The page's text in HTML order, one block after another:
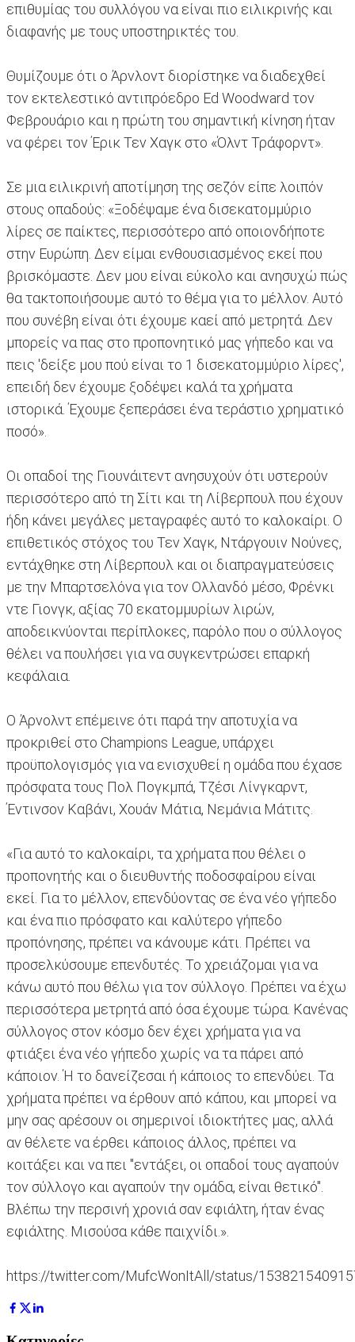
επιθυμίας του συλλόγου να είναι πιο ειλικρινής και
διαφανής με τους υποστηρικτές του.
Θυμίζουμε ότι ο Άρνλοντ διορίστηκε να διαδεχθεί
τον εκτελεστικό αντιπρόεδρο Ed Woodward τον
Φεβρουάριο και η πρώτη του σημαντική κίνηση ήταν
να φέρει τον Έρικ Τεν Χαγκ στο «Όλντ Τράφορντ».
Σε μια ειλικρινή αποτίμηση της σεζόν είπε λοιπόν
στους οπαδούς: «Ξοδέψαμε ένα δισεκατομμύριο
λίρες σε παίκτες, περισσότερο από οποιονδήποτε
στην Ευρώπη. Δεν είμαι ενθουσιασμένος εκεί που
βρισκόμαστε. Δεν μου είναι εύκολο και ανησυχώ πώς
θα τακτοποιήσουμε αυτό το θέμα για το μέλλον. Αυτό
που συνέβη είναι ότι έχουμε καεί από μετρητά. Δεν
μπορείς να πας στο προπονητικό μας γήπεδο και να
πεις 'δείξε μου πού είναι το 1 δισεκατομμύριο λίρες',
επειδή δεν έχουμε ξοδέψει καλά τα χρήματα
ιστορικά. Έχουμε ξεπεράσει ένα τεράστιο χρηματικό
ποσό».
Οι οπαδοί της Γιουνάιτεντ ανησυχούν ότι υστερούν
περισσότερο από τη Σίτι και τη Λίβερπουλ που έχουν
ήδη κάνει μεγάλες μεταγραφές αυτό το καλοκαίρι. Ο
επιθετικός στόχος του Τεν Χαγκ, Ντάργουιν Νούνες,
εντάχθηκε στη Λίβερπουλ και οι διαπραγματεύσεις
με την Μπαρτσελόνα για τον Ολλανδό μέσο, ​​Φρένκι
ντε Γιονγκ, αξίας 70 εκατομμυρίων λιρών,
αποδεικνύονται περίπλοκες, παρόλο που ο σύλλογος
θέλει να πουλήσει για να συγκεντρώσει επαρκή
κεφάλαια.
Ο Άρνολντ επέμεινε ότι παρά την αποτυχία να
προκριθεί στο Champions League, υπάρχει
προϋπολογισμός για να ενισχυθεί η ομάδα που έχασε
πρόσφατα τους Πολ Πογκμπά, Τζέσι Λίνγκαρντ,
Έντινσον Καβάνι, Χουάν Μάτια, Νεμάνια Μάτιτς.
«Για αυτό το καλοκαίρι, τα χρήματα που θέλει ο
προπονητής και ο διευθυντής ποδοσφαίρου είναι
εκεί. Για το μέλλον, επενδύοντας σε ένα νέο γήπεδο
και ένα πιο πρόσφατο και καλύτερο γήπεδο
προπόνησης, πρέπει να κάνουμε κάτι. Πρέπει να
προσελκύσουμε επενδυτές. Το χρειάζομαι για να
κάνω αυτό που θέλω για τον σύλλογο. Πρέπει να έχω
περισσότερα μετρητά από όσα έχουμε τώρα. Κανένας
σύλλογος στον κόσμο δεν έχει χρήματα για να
φτιάξει ένα νέο γήπεδο χωρίς να τα πάρει από
κάποιον. Ή το δανείζεσαι ή κάποιος το επενδύει. Τα
χρήματα πρέπει να έρθουν από κάπου, και μπορεί να
μην σας αρέσουν οι σημερινοί ιδιοκτήτες μας, αλλά
αν θέλετε να έρθει κάποιος άλλος, πρέπει να
κοιτάξει και να πει "εντάξει, οι οπαδοί τους αγαπούν
τον σύλλογο και αγαπούν την ομάδα, είναι θετικό".
Βλέπω την περσινή χρονιά σαν εφιάλτη, ήταν ένας
εφιάλτης. Μισούσα κάθε παιχνίδι.».
https://twitter.com/MufcWonItAll/status/